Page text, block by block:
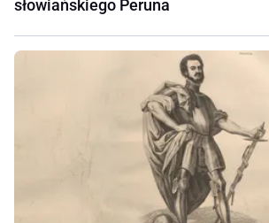
słowiańskiego Peruna